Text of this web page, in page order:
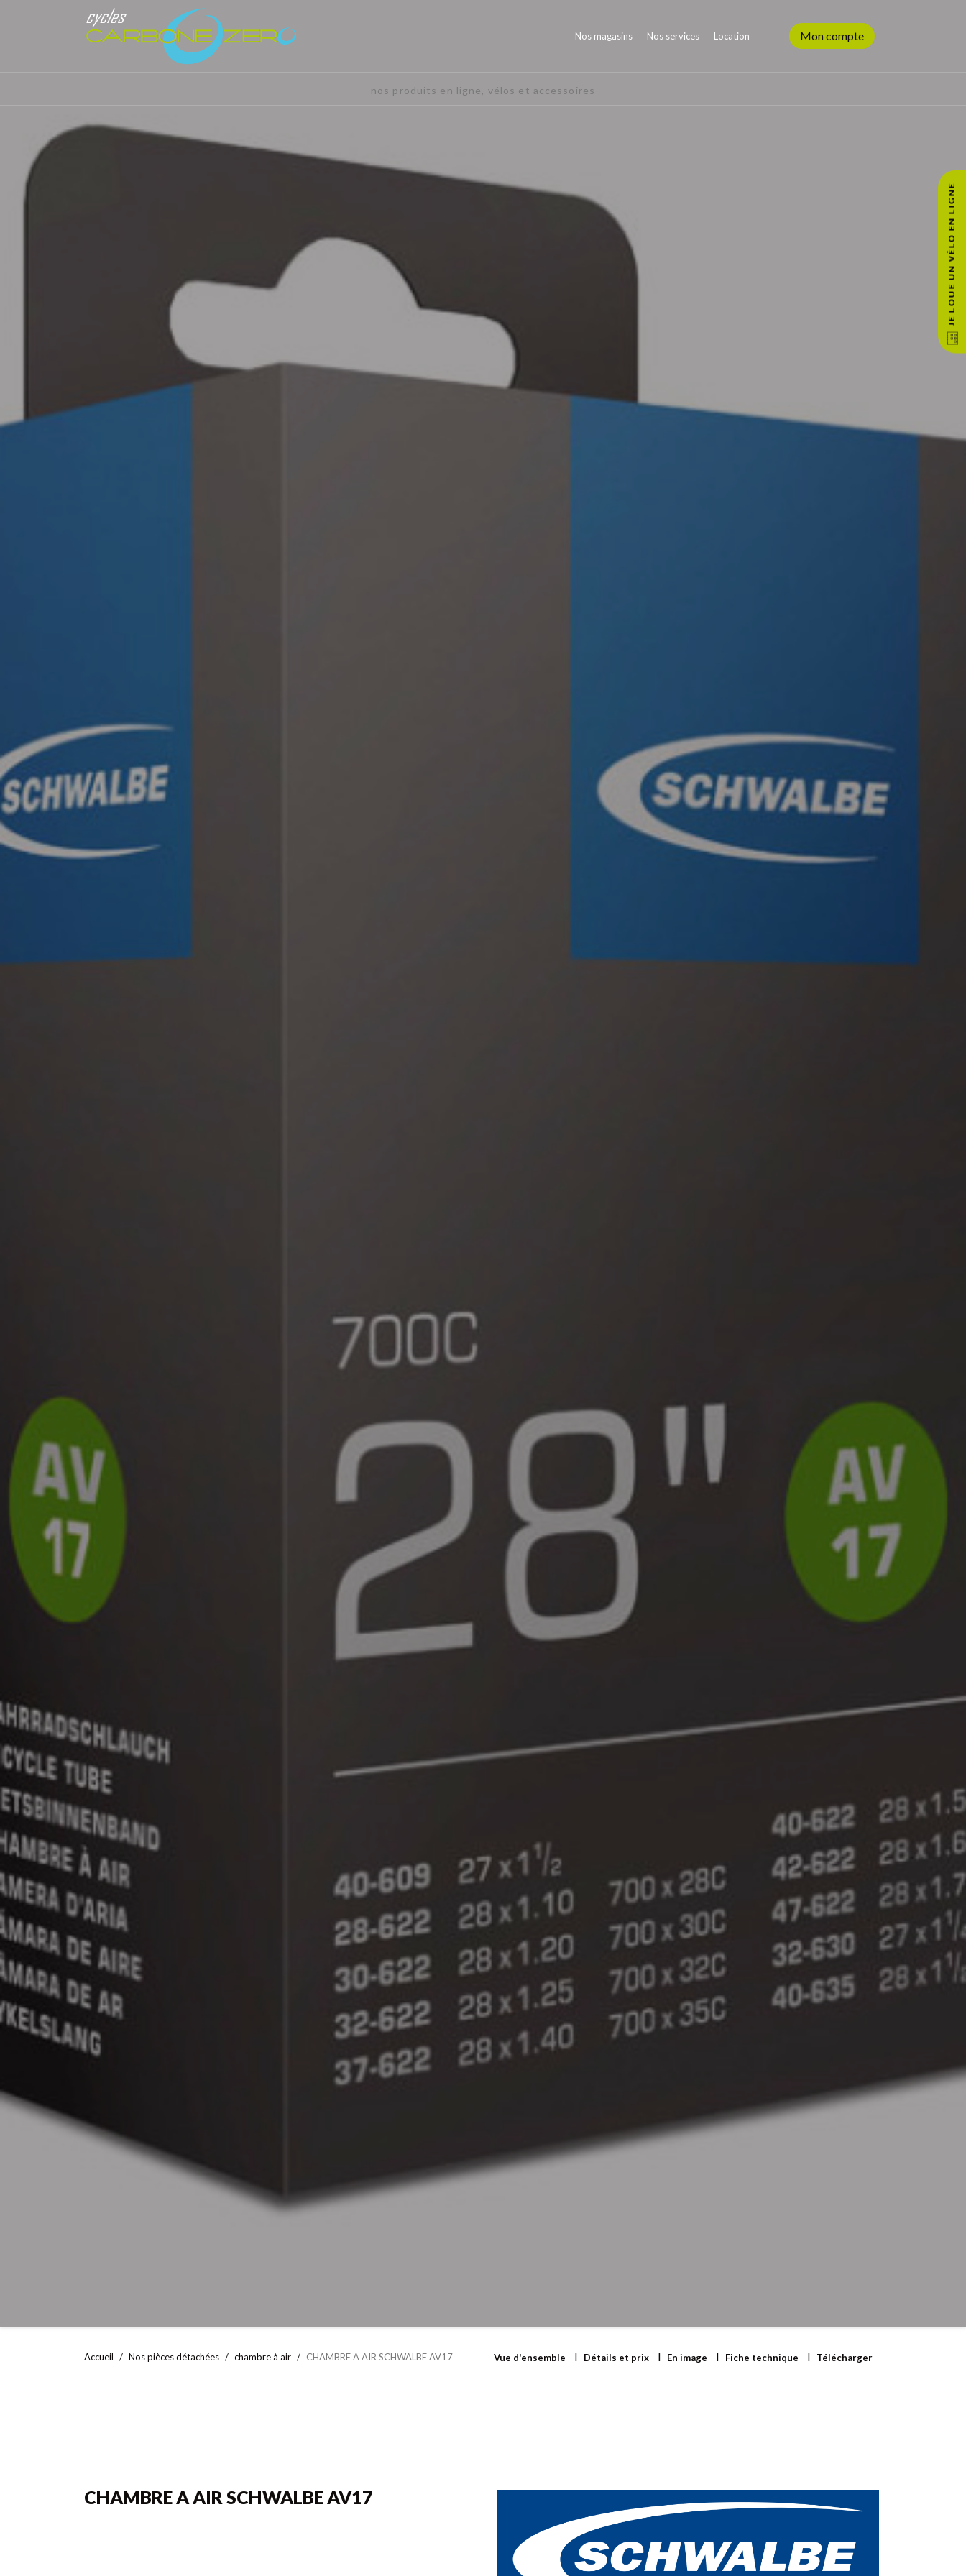
JE LOUE UN VÉLO EN LIGNE
Nos magasins Nos services Location Mon compte
nos produits en ligne, vélos et accessoires
Accueil Nos pièces détachées chambre à air CHAMBRE A AIR SCHWALBE AV17 Vue d'ensemble Détails et prix En image Fiche technique Télécharger
CHAMBRE A AIR SCHWALBE AV17